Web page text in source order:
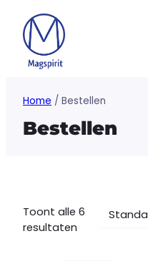
naar
inhoud
Home / Bestellen
Bestellen
Toont alle 6
resultaten